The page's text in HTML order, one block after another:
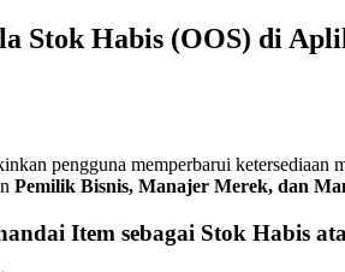
Stok Habis (OOS) di
pengguna memperbarui ketersediaan
Pemilik Bisnis, Manajer Merek, dan
Item sebagai Stok Habis